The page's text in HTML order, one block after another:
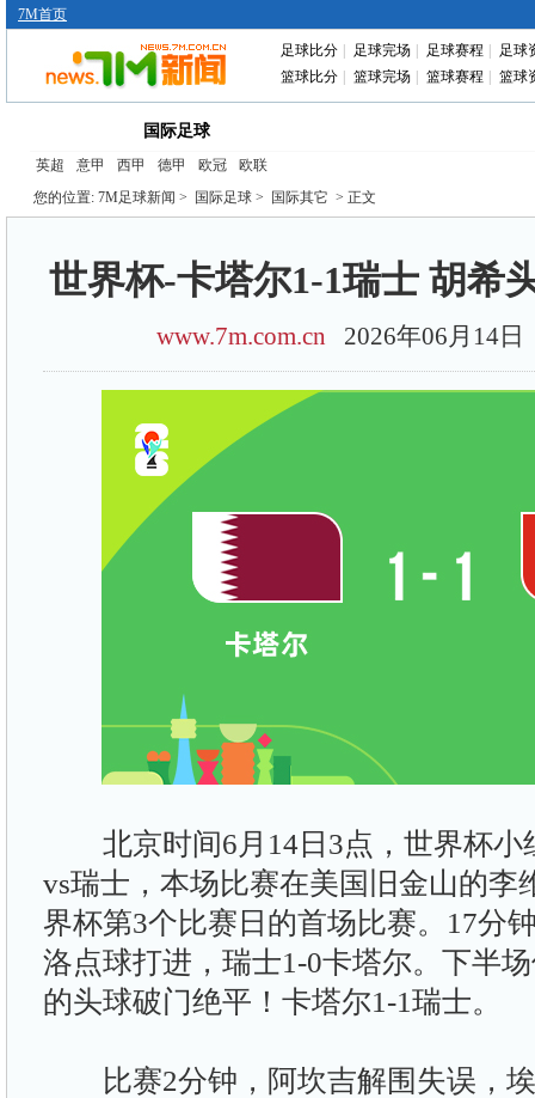
7M首页
足球比分 足球完场 足球赛程
足球
篮球比分
篮球完场 篮球赛程 篮球
国际足球
英超 意甲 西甲 德甲 欧冠
欧联
您的位置: 7M足球新闻 > 国际足球 > 国际其它 > 正文
世界杯-卡塔尔1-1瑞士 胡希
www.7m.com.cn 2026年06月14
北京时间6月14日3点，世界杯小
vs瑞士，本场比赛在美国旧金山的李
界杯第3个比赛日的首场比赛。17分
洛点球打进，瑞士1-0卡塔尔。下半
的头球破门绝平！卡塔尔1-1瑞士。
比赛2分钟，阿坎吉解围失误，埃